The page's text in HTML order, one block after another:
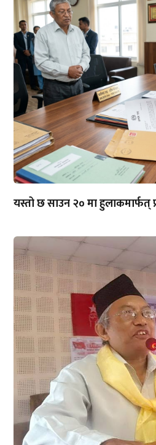
यस्तो छ साउन २० मा हुलाकमार्फत्